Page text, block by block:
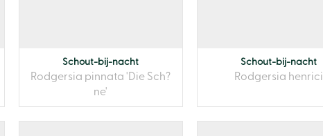
Schout-bij-nacht
Rodgersia pinnata 'Die Sch?
ne'
Schout-bij-nacht
Rodgersia henrici